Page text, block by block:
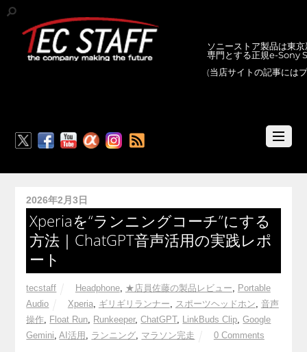
ソニーストア製品は東
専門とする正規e-Sony
(当店サイトの記事には
2026年2月3日
Xperiaを“ランニングコーチ”にする
方法｜ChatGPT音声活用の実践レポ
ート
tecstaff Headphone, ★店員佐藤の製品レビュー, Portable
Audio
Xperia, ギリギリランナー, スポーツヘッドホン, 音声
操作, Float Run, Runkeeper,ChatGPT, LinkBuds Clip,Google
Gemini,AI活用 , ランニング, マラソン完走 0 Comments